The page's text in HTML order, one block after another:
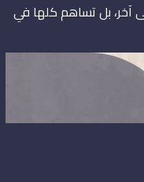
آخر، بل تساهم كلها في